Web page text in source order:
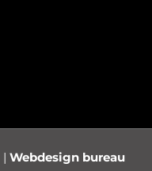
| Webdesign bureau